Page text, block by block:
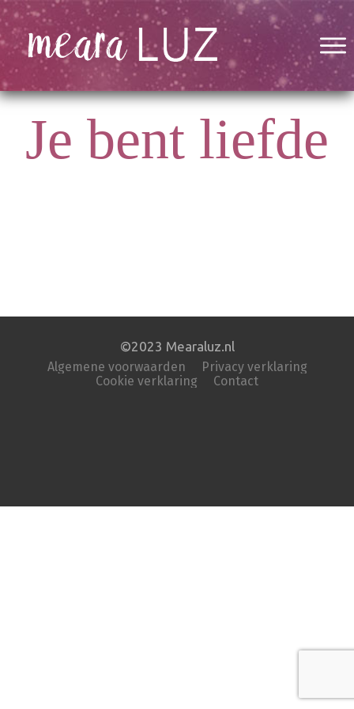
Je bent liefde
©2023 Mearaluz.nl
Algemene voorwaarden
Privacy verklaring
Cookie verklaring
Contact